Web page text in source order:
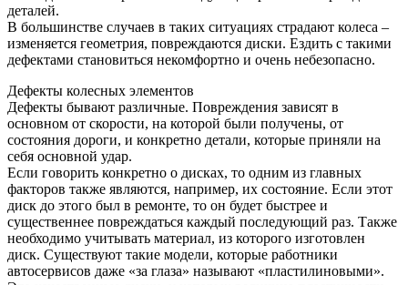
деталей.
В большинстве случаев в таких ситуациях страдают колеса –
изменяется геометрия, повреждаются диски. Ездить с такими
дефектами становиться некомфортно и очень небезопасно.
Дефекты колесных элементов
Дефекты бывают различные. Повреждения зависят в
основном от скорости, на которой были получены, от
состояния дороги, и конкретно детали, которые приняли на
себя основной удар.
Если говорить конкретно о дисках, то одним из главных
факторов также являются, например, их состояние. Если этот
диск до этого был в ремонте, то он будет быстрее и
существеннее повреждаться каждый последующий раз. Также
необходимо учитывать материал, из которого изготовлен
диск. Существуют такие модели, которые работники
автосервисов даже «за глаза» называют «пластилиновыми».